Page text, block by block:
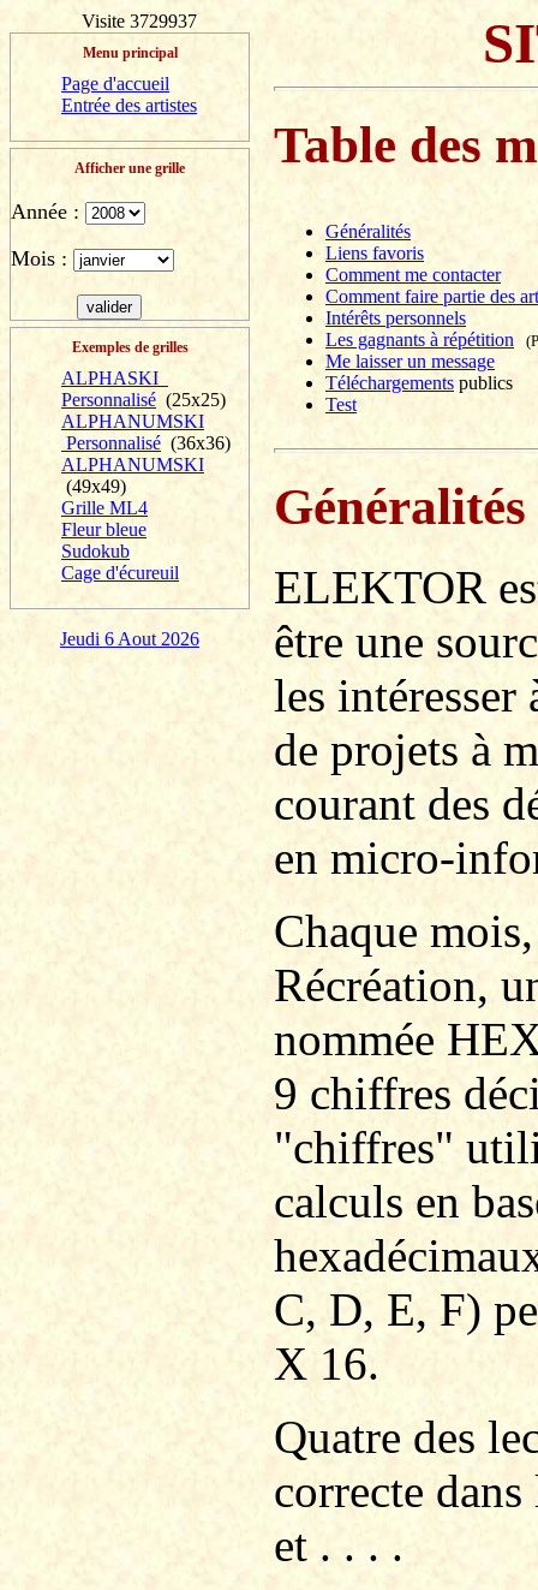
Visite 3729937
Menu principal
Page d'accueil
Entrée des artistes
Afficher une grille
Année :
Mois :
Exemples de grilles
ALPHASKI
Personnalisé (25x25)
ALPHANUMSKI
Personnalisé (36x36)
ALPHANUMSKI
(49x49)
Grille ML4
Fleur bleue
Sudokub
Cage d'écureuil
Jeudi 6 Aout 2026
Table des
Généralités
Liens favoris
Comment me contacter
Comment faire partie des
Intérêts personnels
Les gagnants à répétition
Me laisser un message
Téléchargements publics
Test
Généralités
ELEKTOR
être une
les
de projets à
courant des
en micro-
Chaque
Récréation,
nommée
9 chiffres
"chiffres"
calculs en
C, D, E, F)
X 16.
Quatre des
correcte
et . . . .